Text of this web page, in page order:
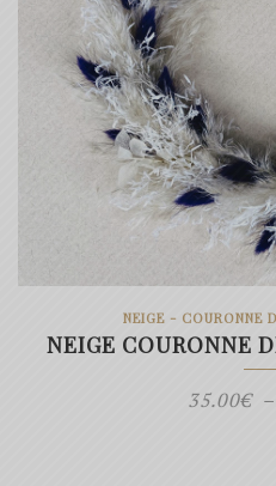
NEIGE - COURONNE
NEIGE COURONNE
35.00€ –